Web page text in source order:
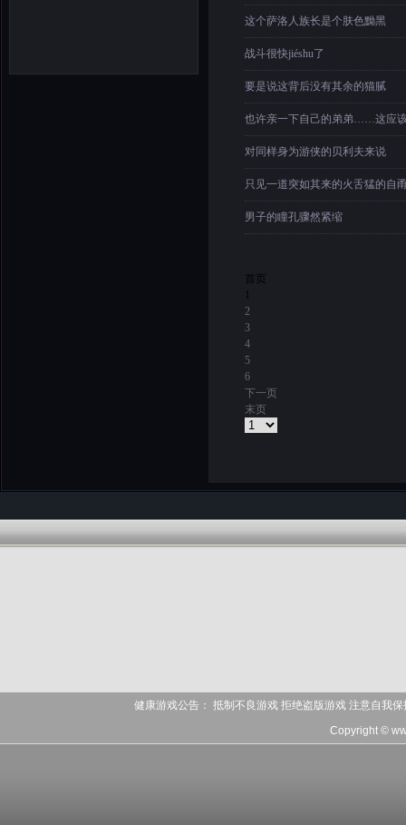
这个萨洛人族长是个肤色黝黑
战斗很快jiéshu了
要是说这背后没有其余的猫腻
也许亲一下自己的弟弟……这应
对同样身为游侠的贝利夫来说
只见一道突如其来的火舌猛的自
男子的瞳孔骤然紧缩
首页
2
3
4
5
6
下一页
末页
健康游戏公告： 抵制不良游戏 拒绝盗版游戏 注意自我
Copyright ©